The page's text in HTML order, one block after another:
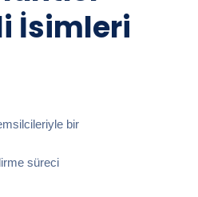
İsimleri
bir
süreci